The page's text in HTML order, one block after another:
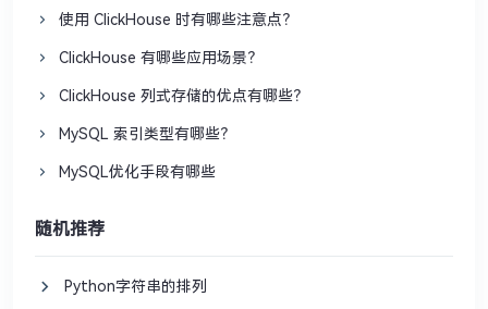
使用 ClickHouse 时有哪些注意点？
ClickHouse 有哪些应用场景？
ClickHouse 列式存储的优点有哪些？
MySQL 索引类型有哪些？
MySQL优化手段有哪些
随机推荐
Python字符串的排列